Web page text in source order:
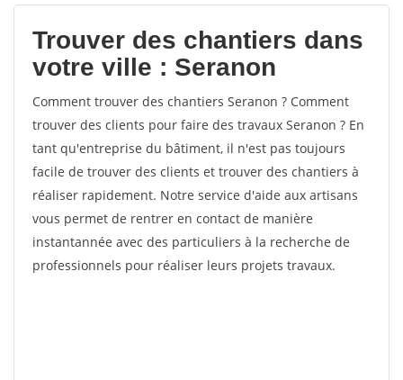
votes
Trouver des chantiers dans
votre ville : Seranon
Comment trouver des chantiers Seranon ? Comment
trouver des clients pour faire des travaux Seranon ? En
tant qu'entreprise du bâtiment, il n'est pas toujours
facile de trouver des clients et trouver des chantiers à
réaliser rapidement. Notre service d'aide aux artisans
vous permet de rentrer en contact de manière
instantannée avec des particuliers à la recherche de
professionnels pour réaliser leurs projets travaux.